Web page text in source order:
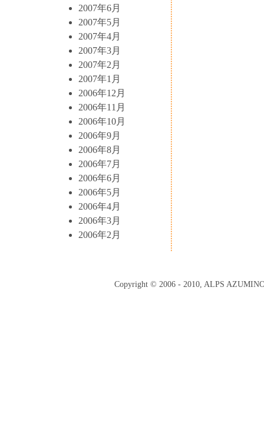
2007年6月
2007年5月
2007年4月
2007年3月
2007年2月
2007年1月
2006年12月
2006年11月
2006年10月
2006年9月
2006年8月
2006年7月
2006年6月
2006年5月
2006年4月
2006年3月
2006年2月
Copyright © 2006 - 2010, ALPS